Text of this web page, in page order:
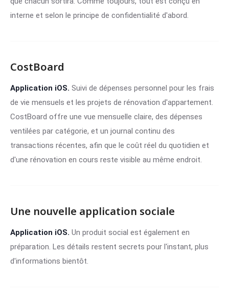
interne et selon le principe de confidentialité d'abord.
CostBoard
Application iOS. Suivi de dépenses personnel pour les frais
de vie mensuels et les projets de rénovation d'appartement.
CostBoard offre une vue mensuelle claire, des dépenses
ventilées par catégorie, et un journal continu des
transactions récentes, afin que le coût réel du quotidien et
d'une rénovation en cours reste visible au même endroit.
Une nouvelle application sociale
Application iOS. Un produit social est également en
préparation. Les détails restent secrets pour l'instant, plus
d'informations bientôt.